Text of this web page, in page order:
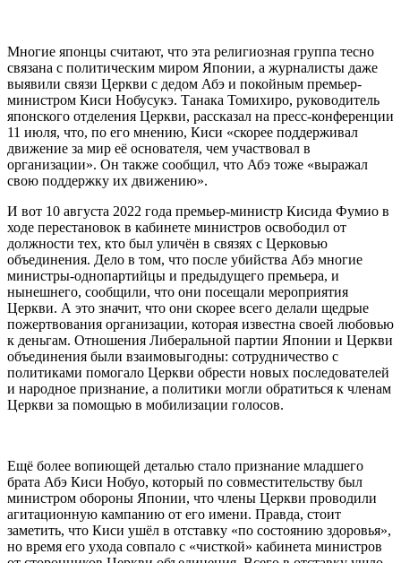
Многие японцы считают, что эта религиозная группа тесно
связана с политическим миром Японии, а журналисты даже
выявили связи Церкви с дедом Абэ и покойным премьер-
министром Киси Нобусукэ. Танака Томихиро, руководитель
японского отделения Церкви, рассказал на пресс-конференции
11 июля, что, по его мнению, Киси «скорее поддерживал
движение за мир её основателя, чем участвовал в
организации». Он также сообщил, что Абэ тоже «выражал
свою поддержку их движению».
И вот 10 августа 2022 года премьер-министр Кисида Фумио в
ходе перестановок в кабинете министров освободил от
должности тех, кто был уличён в связях с Церковью
объединения. Дело в том, что после убийства Абэ многие
министры-однопартийцы и предыдущего премьера, и
нынешнего, сообщили, что они посещали мероприятия
Церкви. А это значит, что они скорее всего делали щедрые
пожертвования организации, которая известна своей любовью
к деньгам. Отношения Либеральной партии Японии и Церкви
объединения были взаимовыгодны: сотрудничество с
политиками помогало Церкви обрести новых последователей
и народное признание, а политики могли обратиться к членам
Церкви за помощью в мобилизации голосов.
Ещё более вопиющей деталью стало признание младшего
брата Абэ Киси Нобуо, который по совместительству был
министром обороны Японии, что члены Церкви проводили
агитационную кампанию от его имени. Правда, стоит
заметить, что Киси ушёл в отставку «по состоянию здоровья»,
но время его ухода совпало с «чисткой» кабинета министров